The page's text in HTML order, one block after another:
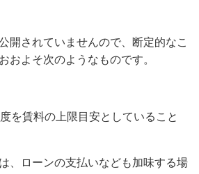
開されていませんので、断定的なこ
およそ次のようなものです。
を賃料の上限目安としていること
、ローンの支払いなども加味する場